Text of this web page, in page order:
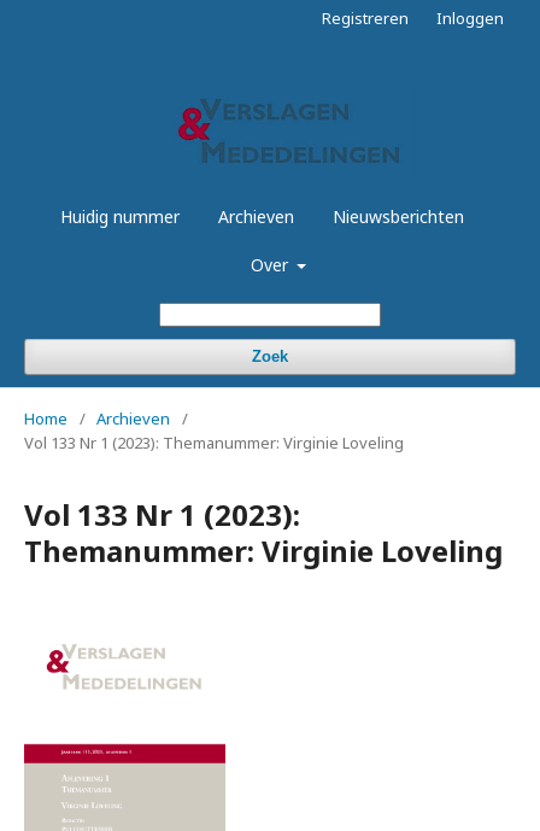
Huidig nummer Archieven Nieuwsberichten
Over
Zoek
Registreren Inloggen
Home / Archieven
/
Vol 133 Nr 1 (2023): Themanummer: Virginie Loveling
Vol 133 Nr 1 (2023):
Themanummer: Virginie Loveling